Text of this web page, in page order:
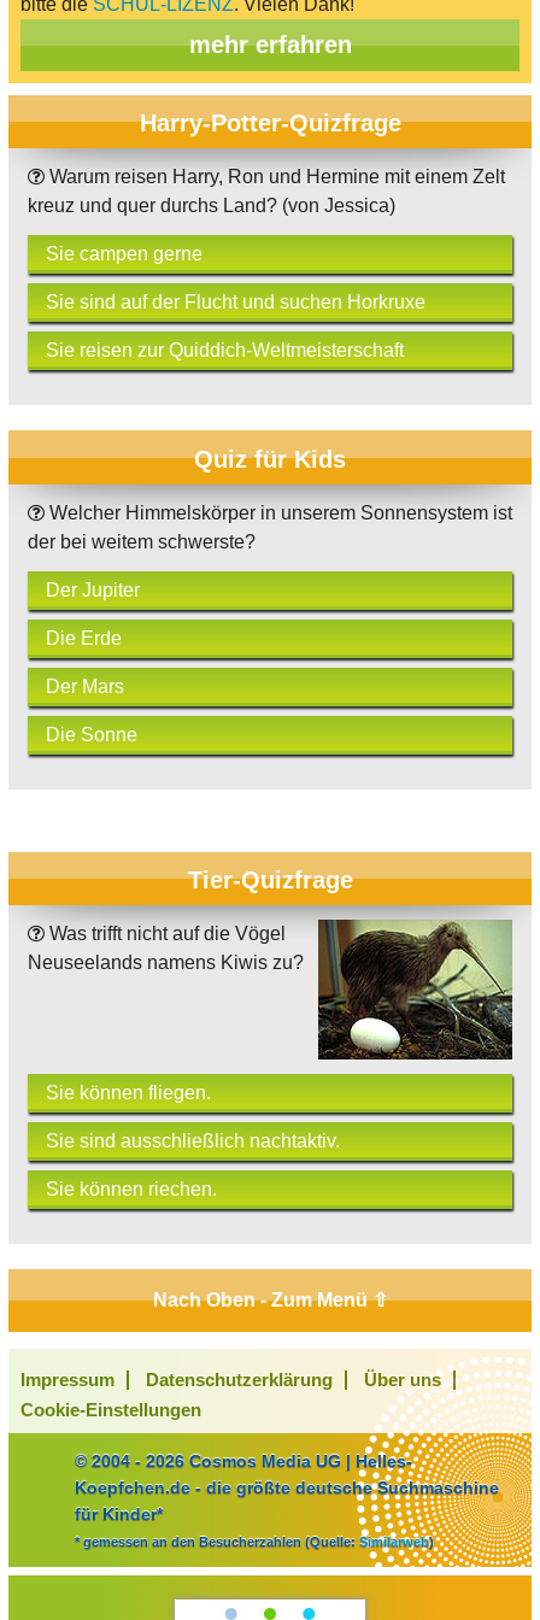
bitte die SCHUL-LIZENZ. Vielen Dank!
mehr erfahren
Harry-Potter-Quizfrage
Warum reisen Harry, Ron und Hermine mit einem Zelt
kreuz und quer durchs Land? (von Jessica)
Sie campen gerne
Sie sind auf der Flucht und suchen Horkruxe
Sie reisen zur Quiddich-Weltmeisterschaft
Quiz für Kids
Welcher Himmelskörper in unserem Sonnensystem ist
der bei weitem schwerste?
Der Jupiter
Die Erde
Der Mars
Die Sonne
Tier-Quizfrage
Was trifft nicht auf die Vögel
Neuseelands namens Kiwis zu?
Sie können fliegen.
Sie sind ausschließlich nachtaktiv.
Sie können riechen.
Nach Oben - Zum Menü ⇧
Impressum Datenschutzerklärung
Über uns
Cookie-Einstellungen
© 2004 - 2026 Cosmos Media UG | Helles-
Koepfchen.de - die größte deutsche Suchmaschine
für Kinder*
* gemessen an den Besucherzahlen (Quelle: Similarweb)